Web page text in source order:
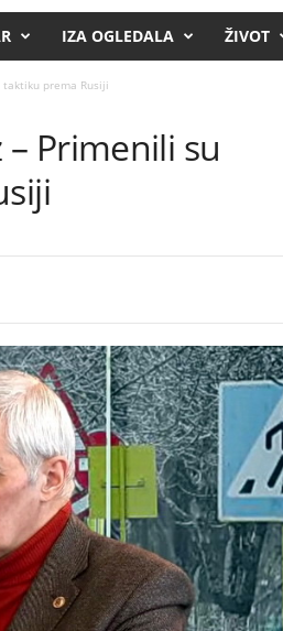
IZA OGLEDALA ŽIVOT
prema Rusiji
Primenili su